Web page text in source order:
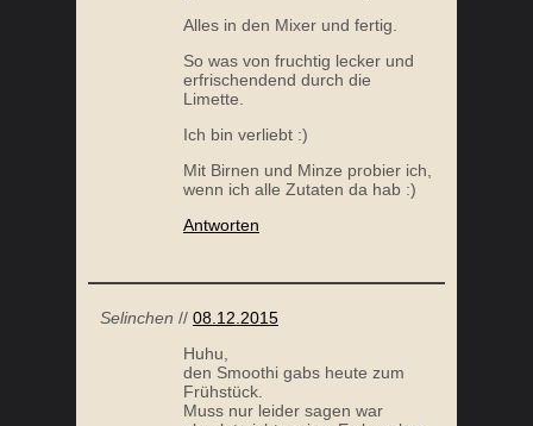
Alles in den Mixer und fertig.
So was von fruchtig lecker und
erfrischendend durch die
Limette.
Ich bin verliebt :)
Mit Birnen und Minze probier ich,
wenn ich alle Zutaten da hab :)
Antworten
Selinchen // 08.12.2015
Huhu,
den Smoothi gabs heute zum
Frühstück.
Muss nur leider sagen war